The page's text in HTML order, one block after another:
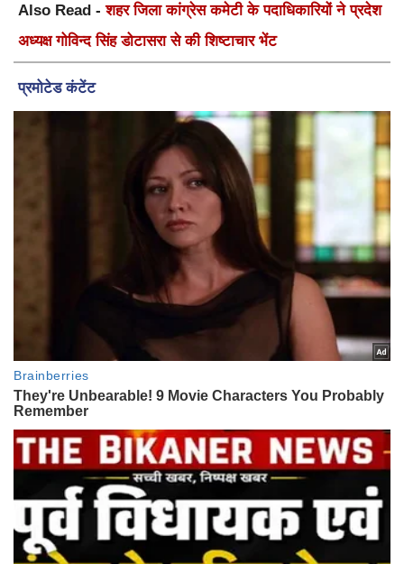
Also Read -शहर जिला कांग्रेस कमेटी के पदाधिकारियों ने प्रदेश
अध्यक्ष गोविन्द सिंह डोटासरा से की शिष्टाचार भेंट